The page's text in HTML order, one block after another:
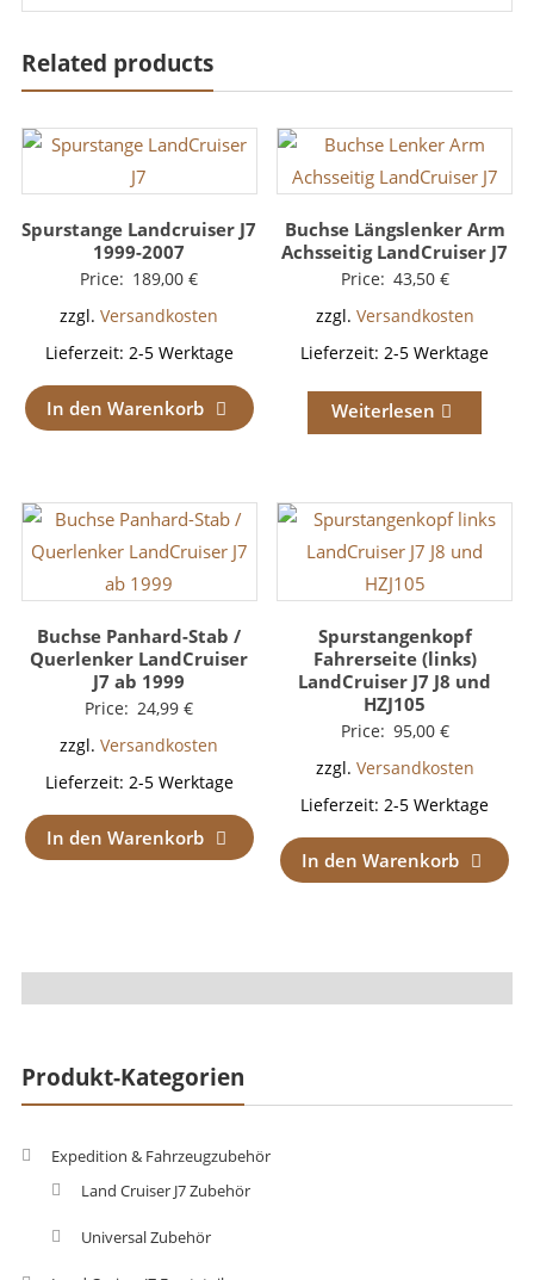
Related products
Spurstange Landcruiser J7
1999-2007
Price: 189,00€
zzgl.Versandkosten
Lieferzeit: 2-5 Werktage
In den Warenkorb
Buchse Längslenker Arm
Achsseitig LandCruiser J7
Price: 43,50 €
zzgl. Versandkosten
Lieferzeit:2-5 Werktage
Weiterlesen
Buchse Panhard-Stab /
Querlenker LandCruiser
J7 ab 1999
Price: 24,99€
zzgl.Versandkosten
Lieferzeit: 2-5 Werktage
In den Warenkorb
Spurstangenkopf
Fahrerseite (links)
LandCruiser J7 J8 und
HZJ105
Price: 95,00 €
zzgl. Versandkosten
Lieferzeit:2-5 Werktage
In den Warenkorb
Produkt-Kategorien
Expedition & Fahrzeugzubehör
Land Cruiser J7 Zubehör
Universal Zubehör